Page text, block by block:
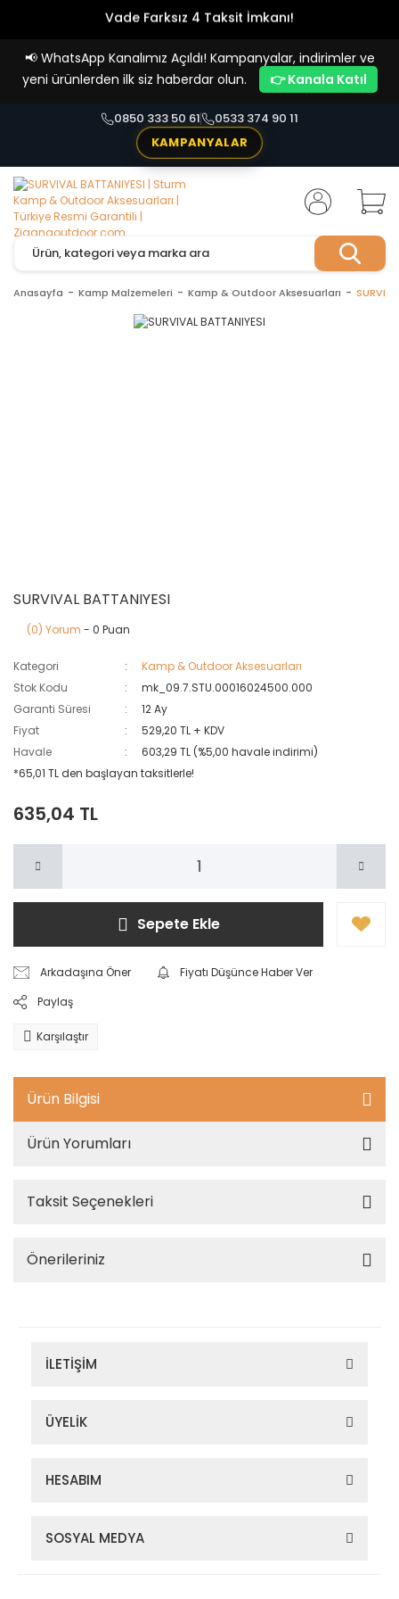
Vade Farksız 4 Taksit İmkanı!
📢 WhatsApp Kanalımız Açıldı! Kampanyalar, indirimler ve
yeni ürünlerden ilk siz haberdar olun.
👉 Kanala Katıl
0850 333 50 61
0533 374 90 11
KAMPANYALAR
Anasayfa Kamp Malzemeleri Kamp & Outdoor Aksesuarları
SURVIVAL BATTANIYESI
(0) Yorum - 0 Puan
Kategori
Kamp & Outdoor Aksesuarları
Stok Kodu
mk_09.7.STU.00016024500.000
Garanti Süresi
12 Ay
Fiyat
529,20 TL + KDV
Havale
603,29 TL (%5,00 havale indirimi)
*65,01 TL den başlayan taksitlerle!
635,04 TL
Sepete Ekle
Arkadaşına Öner
Fiyatı Düşünce Haber Ver
Paylaş
Karşılaştır
Ürün Bilgisi
Ürün Yorumları
Taksit Seçenekleri
Önerileriniz
İLETİŞİM
ÜYELİK
HESABIM
SOSYAL MEDYA